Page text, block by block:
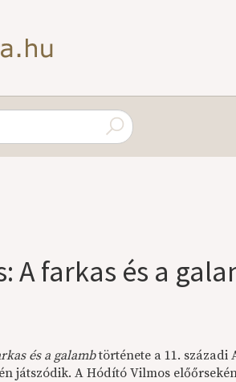
A farkas és a
és a galambtörténete a 11.
játszódik. A Hódító Vilmos